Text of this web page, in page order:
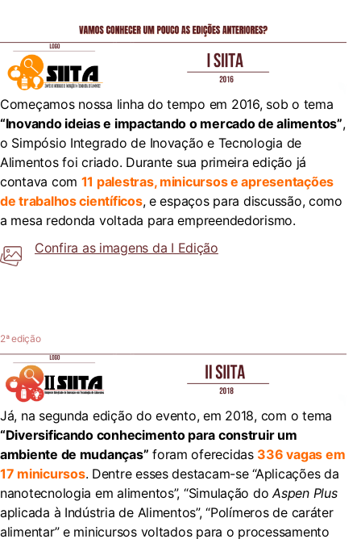
Começamos nossa linha do tempo em 2016, sob o tema
“Inovando ideias e impactando o mercado de alimentos”,
o Simpósio Integrado de Inovação e Tecnologia de
Alimentos foi criado. Durante sua primeira edição já
contava com 11 palestras, minicursos e apresentações
de trabalhos científicos, e espaços para discussão, como
a mesa redonda voltada para empreendedorismo.
Confira as imagens da I Edição
2ª edição
Já, na segunda edição do evento, em 2018, com o tema
“Diversificando conhecimento para construir um
ambiente de mudanças” foram oferecidas 336 vagas em
17 minicursos. Dentre esses destacam-se “Aplicações da
nanotecnologia em alimentos”, “Simulação doAspen Plus
aplicada à Indústria de Alimentos”, “Polímeros de caráter
alimentar” e minicursos voltados para o processamento